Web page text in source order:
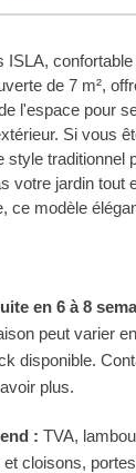
ISLA,
de 7 m²,
l'espace pour
Si vous
style traditionnel
votre jardin tout
ce modèle
en 6 à 8
peut varier en
disponible.
plus.
: TVA,
cloisons,